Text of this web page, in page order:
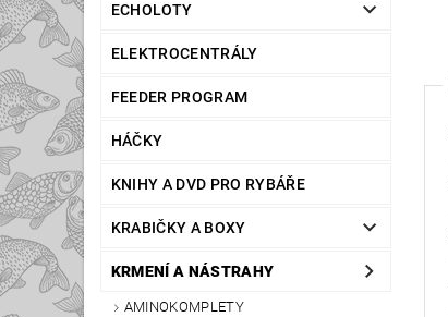
ECHOLOTY
ELEKTROCENTRÁLY
FEEDER PROGRAM
HÁČKY
KNIHY A DVD PRO RYBÁŘE
KRABIČKY A BOXY
KRMENÍ A NÁSTRAHY
AMINOKOMPLETY